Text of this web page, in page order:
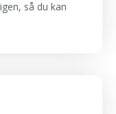
så du kan